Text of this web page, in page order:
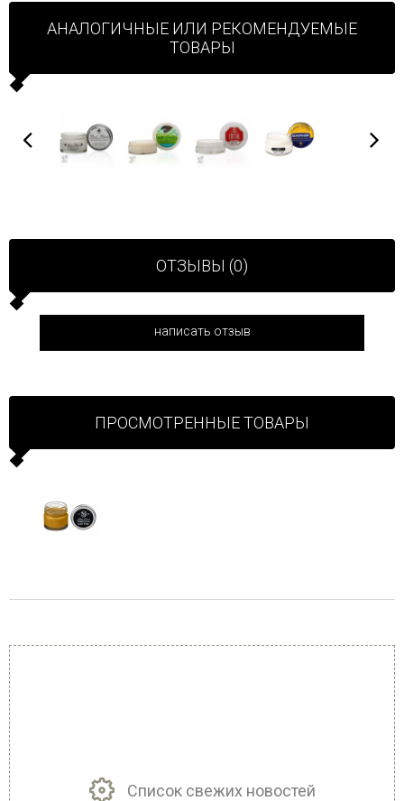
АНАЛОГИЧНЫЕ ИЛИ РЕКОМЕНДУЕМЫЕ
ТОВАРЫ
ОТЗЫВЫ (0)
написать отзыв
ПРОСМОТРЕННЫЕ ТОВАРЫ
Список свежих новостей